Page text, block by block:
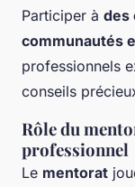
Participer à des
communautés
professionnels
conseils
Rôle du
professionnel
Le mentorat